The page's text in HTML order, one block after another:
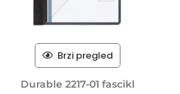
Brzi pregled
Durable 2217-01 fascikl